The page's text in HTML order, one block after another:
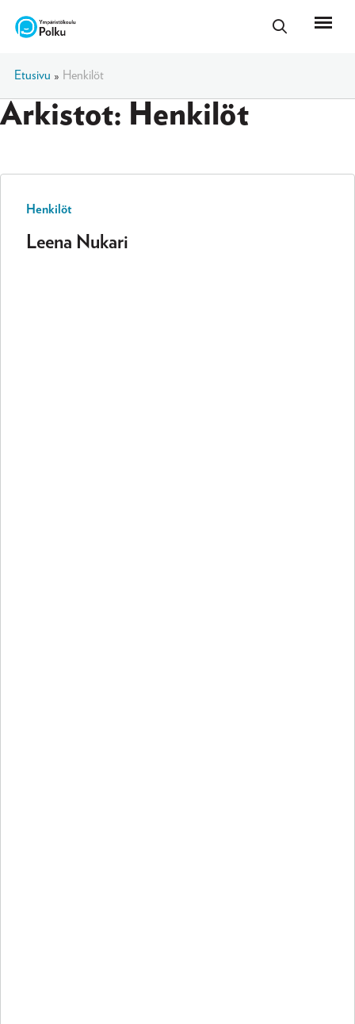
Etusivu » Henkilöt
Arkistot: Henkilöt
Henkilöt
Leena Nukari